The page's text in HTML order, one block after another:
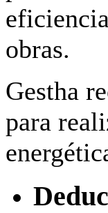
obras.
Gestha
para